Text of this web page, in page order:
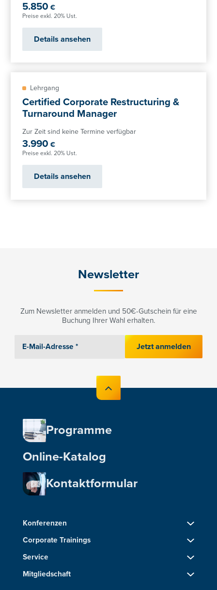
5.850 €
Preise exkl. 20% Ust.
Details ansehen
Lehrgang
Certified Corporate Restructuring &
Turnaround Manager
Zur Zeit sind keine Termine verfügbar
3.990 €
Preise exkl. 20% Ust.
Details ansehen
Newsletter
Zum Newsletter anmelden und 50€-Gutschein für eine
Buchung Ihrer Wahl erhalten.
Jetzt anmelden
Programme
Online-Katalog
Kontaktformular
Konferenzen
Corporate Trainings
Service
Mitgliedschaft